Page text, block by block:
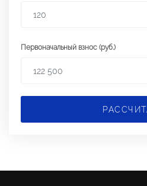
Первоначальный взнос (руб.)